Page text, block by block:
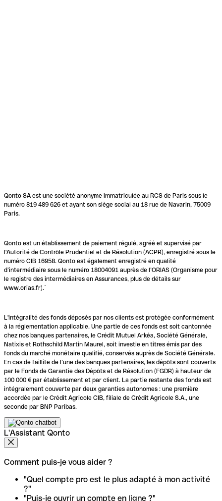
Qonto SA est une société anonyme immatriculée au RCS de Paris sous le
numéro 819 489 626 et ayant son siège social au 18 rue de Navarin, 75009
Paris.
Qonto est un établissement de paiement régulé, agréé et supervisé par
l'Autorité de Contrôle Prudentiel et de Résolution (ACPR), enregistré sous le
numéro CIB 16958. Qonto est également enregistré en qualité
d’intermédiaire sous le numéro 18004091 auprès de l’ORIAS (Organisme pour
le registre des intermédiaires en Assurances, plus de détails sur
www.orias.fr).`
L'intégralité des fonds déposés par nos clients est protégée conformément
à la réglementation applicable. Une partie de ces fonds est soit cantonnée
chez nos banques partenaires, le Crédit Mutuel Arkéa, Société Générale,
Natixis et Rothschild Martin Maurel, soit investie en titres émis par des
fonds du marché monétaire qualifié, conservés auprès de Société Générale.
En cas de faillite de l’une des banques partenaires, les dépôts sont couverts
par le Fonds de Garantie des Dépôts et de Résolution (FGDR) à hauteur de
100 000 € par établissement et par client. La partie restante des fonds est
intégralement couverte par deux garanties autonomes : une première
accordée par le Crédit Agricole CIB, filiale de Crédit Agricole S.A., une
seconde par BNP Paribas.
L'Assistant Qonto
Comment puis-je vous aider ?
"Quel compte pro est le plus adapté à mon activité
?"
"Puis-je ouvrir un compte en ligne ?"